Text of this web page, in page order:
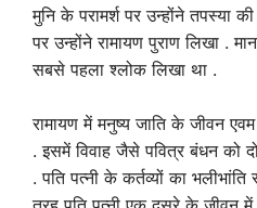
मुनि के परामर्श पर उन्होंने तपस्या
पर उन्होंने रामायण पुराण लिखा .
सबसे पहला श्लोक लिखा था .
रामायण में मनुष्य जाति के जीवन
. इसमें विवाह जैसे पवित्र बंधन को
. पति पत्नी के कर्तव्यों का